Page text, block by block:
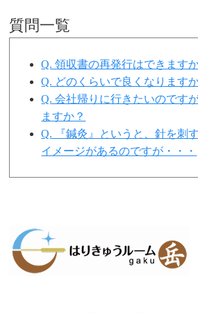
質問一覧
Q. 領収書の再発行はできます
Q. どのくらいで良くなります
Q. 会社帰りに行きたいのです
ますか？
Q. 『鍼灸』というと、針を刺
イメージがあるのですが・・・